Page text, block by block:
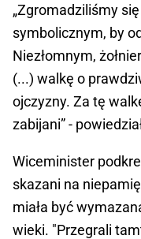
„Zgromadziliśmy
symbolicznym, by
Niezłomnym,
(...) walkę o
ojczyzny. Za tę
zabijani” -
Wiceminister
skazani na
miała być
wieki. "Przegrali